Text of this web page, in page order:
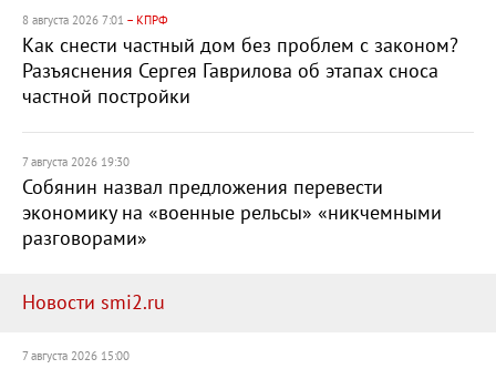
8 августа 2026 7:01 – КПРФ
Как снести частный дом без проблем с законом?
Разъяснения Сергея Гаврилова об этапах сноса
частной постройки
7 августа 2026 19:30
Собянин назвал предложения перевести
экономику на «военные рельсы» «никчемными
разговорами»
Новости smi2.ru
7 августа 2026 15:00